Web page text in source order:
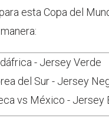
esta Copa del
- Jersey Verde
del Sur - Jersey
vs México - Jersey